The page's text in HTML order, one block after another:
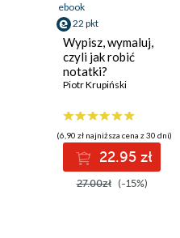
ebook
22 pkt
Wypisz, wymaluj,
czyli jak robić
notatki?
Piotr Krupiński
(6,90 zł najniższa cena z 30 dni)
22.95 zł
27.00zł (-15%)